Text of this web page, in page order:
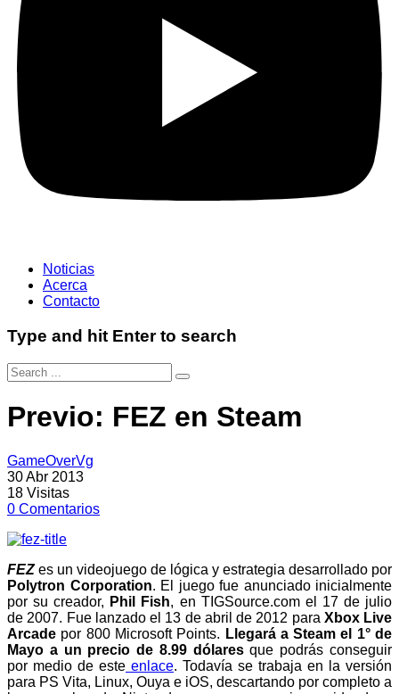
Noticias
Acerca
Contacto
Type and hit Enter to search
Previo: FEZ en Steam
GameOverVg
30 Abr 2013
18 Visitas
0 Comentarios
FEZes un videojuego de lógica y estrategia desarrollado por
Polytron Corporation. El juego fue anunciado inicialmente
por su creador, Phil Fish, en TIGSource.com el 17 de julio
de 2007. Fue lanzado el 13 de abril de 2012 para Xbox Live
Arcade por 800 Microsoft Points. Llegará a Steam el 1° de
Mayo a un precio de 8.99 dólaresque podrás conseguir
por medio de este enlace. Todavía se trabaja en la versión
para PS Vita, Linux, Ouya e iOS, descartando por completo a